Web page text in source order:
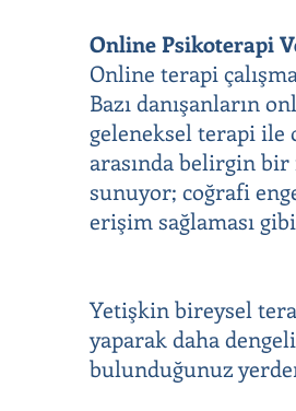
Online Psikoterapi
Online terapi
Bazı danışanların
geleneksel terapi
arasında belirgin
sunuyor; coğrafi
erişim sağlaması
Yetişkin bireysel
yaparak daha
bulunduğunuz